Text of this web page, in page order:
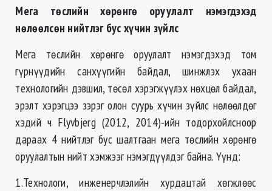
Мега төслийн хөрөнгө оруулалт нэмэгдэхэд
нөлөөлсөн нийтлэг бус хүчин зүйлс
Мега төслийн хөрөнгө оруулалт нэмэгдэхэд том
гүрнүүдийн санхүүгийн байдал, шинжлэх ухаан
технологийн дэвшил, төсөл хэрэгжүүлэх нөхцөл байдал,
эрэлт хэрэгцээ зэрэг олон суурь хүчин зүйлс нөлөөлдөг
хэдий ч Flyvbjerg (2012, 2014)-ийн тодорхойлсноор
дараах 4 нийтлэг бус шалтгаан мега төслийн хөрөнгө
оруулалтын нийт хэмжээг нэмэгдүүлдэг байна. Үүнд:
1.Технологи, инженерчлэлийн хурдацтай хөгжлөөс